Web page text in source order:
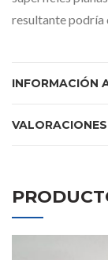
resultante podría
INFORMACIÓN